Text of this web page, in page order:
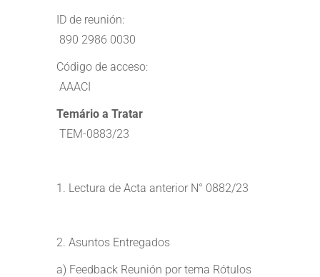
ID de reunión:
890 2986 0030
Código de acceso:
AAACI
Temário a Tratar
TEM-0883/23
1. Lectura de Acta anterior N° 0882/23
2. Asuntos Entregados
a) Feedback Reunión por tema Rótulos